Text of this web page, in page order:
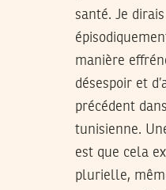
santé. Je
manière
désespoir et
précédent
tunisienne.
est que cela
plurielle,